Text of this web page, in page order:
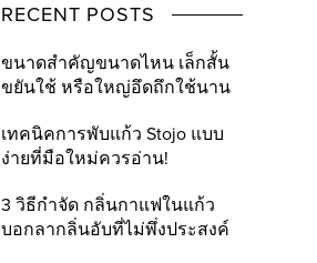
RECENT POSTS
ขนาดสำคัญขนาดไหน เล็กสั้น
ขยันใช้ หรือใหญ่อึดถึกใช้นาน
เทคนิคการพับแก้ว Stojo แบบ
ง่ายที่มือใหม่ควรอ่าน!
3 วิธีกำจัด กลิ่นกาแฟในแก้ว
บอกลากลิ่นอับที่ไม่พึ่งประสงค์